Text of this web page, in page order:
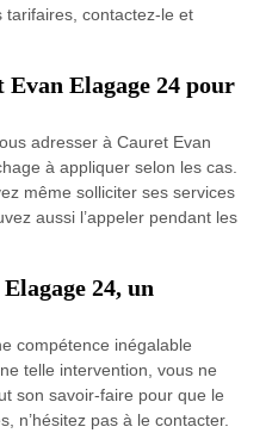
tarifaires, contactez-le et
Evan Elagage 24 pour
adresser à Cauret Evan
à appliquer selon les cas.
même solliciter ses services
aussi l’appeler pendant les
24, un
compétence inégalable
telle intervention, vous ne
son savoir-faire pour que le
n’hésitez pas à le contacter.